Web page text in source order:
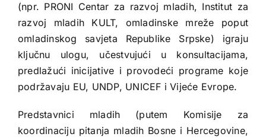
(npr. PRONI Centar za razvoj mladih, Institut za
razvoj mladih KULT, omladinske mreže poput
omladinskog savjeta Republike Srpske) igraju
ključnu ulogu, učestvujući u konsultacijama,
predlažući inicijative i provodeći programe koje
podržavaju EU, UNDP, UNICEF i Vijeće Evrope.
Predstavnici mladih (putem Komisije za
koordinaciju pitanja mladih Bosne i Hercegovine,